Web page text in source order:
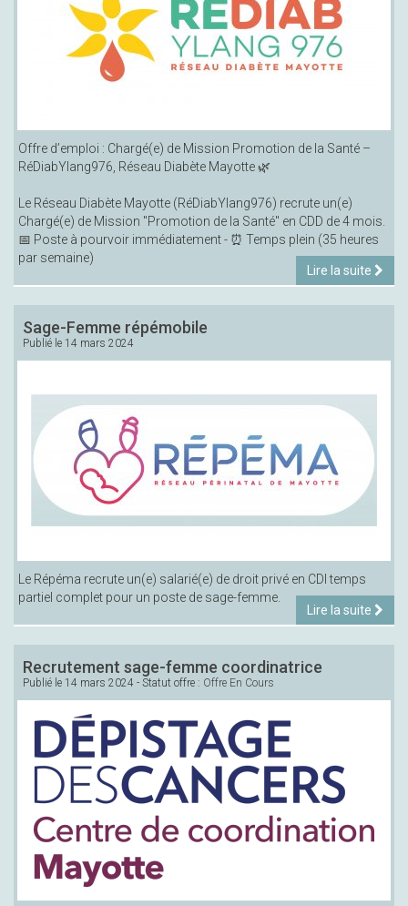
Offre d’emploi : Chargé(e) de Mission Promotion de la Santé –
RéDiabYlang976, Réseau Diabète Mayotte 🌿
Le Réseau Diabète Mayotte (RéDiabYlang976) recrute un(e)
Chargé(e) de Mission "Promotion de la Santé" en CDD de 4 mois.
📅 Poste à pourvoir immédiatement - ⏰ Temps plein (35 heures
par semaine)
Lire la suite
Sage-Femme répémobile
Publié le 14 mars 2024
Le Répéma recrute un(e) salarié(e) de droit privé en CDI temps
partiel complet pour un poste de sage-femme.
Lire la suite
Recrutement sage-femme coordinatrice
Publié le 14 mars 2024 - Statut offre : Offre En Cours